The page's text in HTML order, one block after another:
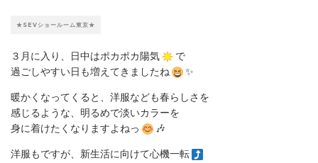
★SEVショールーム東京★
３月に入り、日中はポカポカ陽気
で
過ごしやすい日も増えてきましたね
✨
暖かくなってくると、洋服なども春らしさを
感じるような、明るめで淡いカラーを
身に着けたくなりますよねっ
🎶
洋服もですが、新生活に向けて心機一転